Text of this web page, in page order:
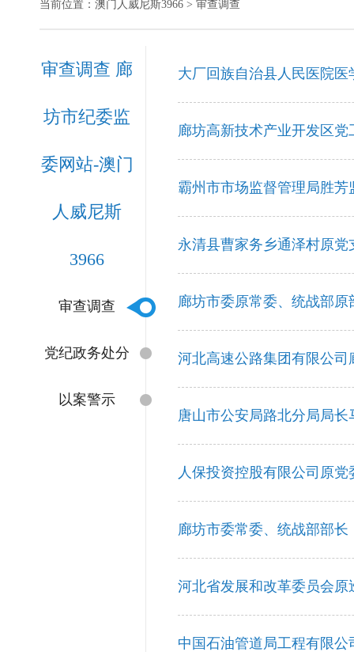
当前位置： 澳门人威尼斯3966 > 审查调查
审查调查 廊
坊市纪委监
委网站-澳门
人威尼斯
3966
审查调查
党纪政务处分
以案警示
大厂回族自治县人民医院
廊坊高新技术产业开发区
霸州市市场监督管理局胜
永清县曹家务乡通泽村原
廊坊市委原常委、统战部
河北高速公路集团有限公
唐山市公安局路北分局局
人保投资控股有限公司原
廊坊市委常委、统战部部
河北省发展和改革委员会
中国石油管道局工程有限